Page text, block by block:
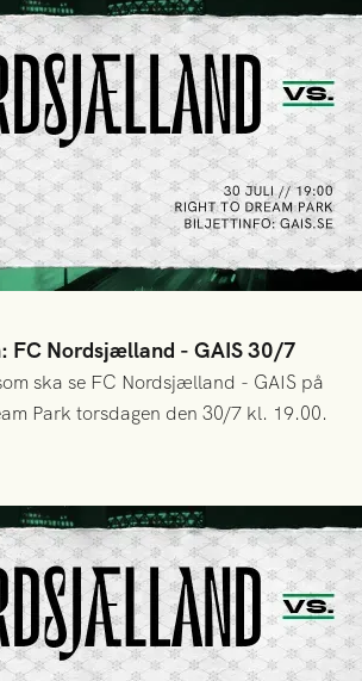
FC Nordsjælland - GAIS 30/7
ska se FC Nordsjælland - GAIS på
Park torsdagen den 30/7 kl. 19.00.